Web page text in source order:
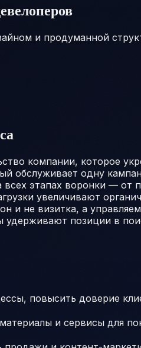
и продуманной
компании, которое
обслуживает одну
этапах воронки —
увеличивают
и не визитка, а
позиции в
повысить доверие
и сервисы для